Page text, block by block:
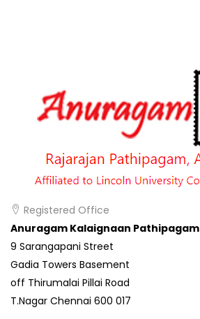
Registered Office
Anuragam Kalaignaan Pathipagam
9 Sarangapani Street
Gadia Towers Basement
off Thirumalai Pillai Road
T.Nagar Chennai 600 017